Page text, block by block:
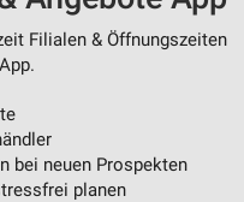
Filialen & Öffnungszeiten
bei neuen Prospekten
planen